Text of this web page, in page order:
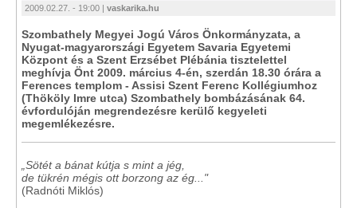
2009.02.27. - 19:00 | vaskarika.hu
Szombathely Megyei Jogú Város Önkormányzata, a
Nyugat-magyarországi Egyetem Savaria Egyetemi
Központ és a Szent Erzsébet Plébánia tisztelettel
meghívja Önt 2009. március 4-én, szerdán 18.30 órára a
Ferences templom - Assisi Szent Ferenc Kollégiumhoz
(Thököly Imre utca) Szombathely bombázásának 64.
évfordulóján megrendezésre kerülő kegyeleti
megemlékezésre.
„Sötét a bánat kútja s mint a jég,
de tükrén mégis ott borzong az ég..."
(Radnóti Miklós)